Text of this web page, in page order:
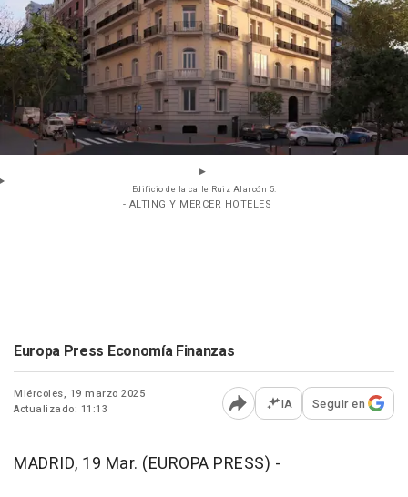
Edificio de la calle Ruiz Alarcón 5.
- ALTING Y MERCER HOTELES
Europa Press Economía Finanzas
Miércoles, 19 marzo 2025
Actualizado: 11:13
Abrir opciones para
IA Seguir en
MADRID, 19 Mar. (EUROPA PRESS) -